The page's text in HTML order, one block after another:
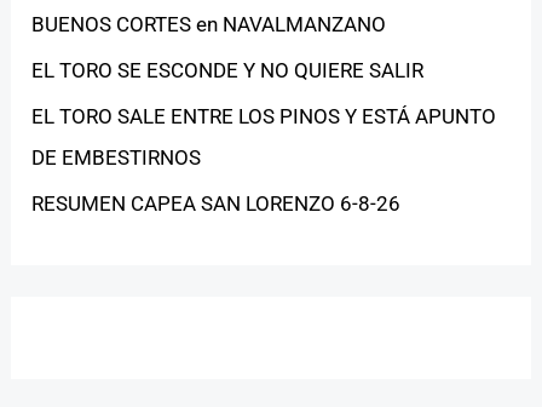
BUENOS CORTES en NAVALMANZANO
EL TORO SE ESCONDE Y NO QUIERE SALIR
EL TORO SALE ENTRE LOS PINOS Y ESTÁ APUNTO
DE EMBESTIRNOS
RESUMEN CAPEA SAN LORENZO 6-8-26